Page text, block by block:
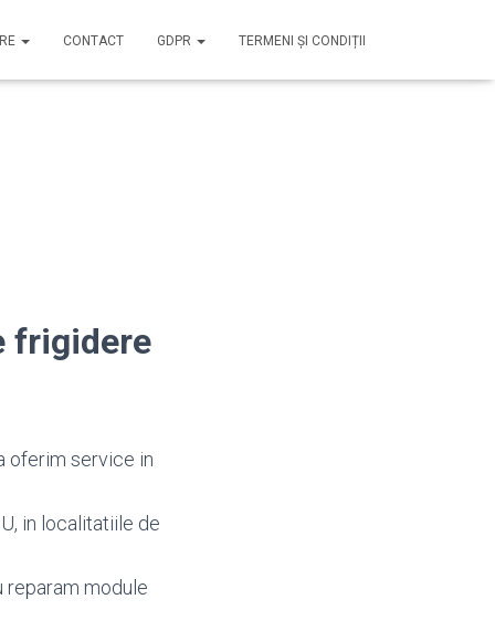
CONTACT GDPR TERMENI ȘI CONDIȚII
frigidere
oferim service in
in localitatiile de
module